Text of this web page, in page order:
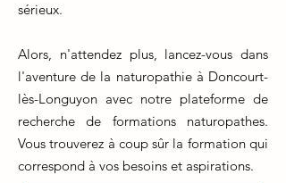
sérieux.
Alors, n'attendez plus, lancez-vous dans
l'aventure de la naturopathie à Doncourt-
lès-Longuyon avec notre plateforme de
recherche de formations naturopathes.
Vous trouverez à coup sûr la formation qui
correspond à vos besoins et aspirations.